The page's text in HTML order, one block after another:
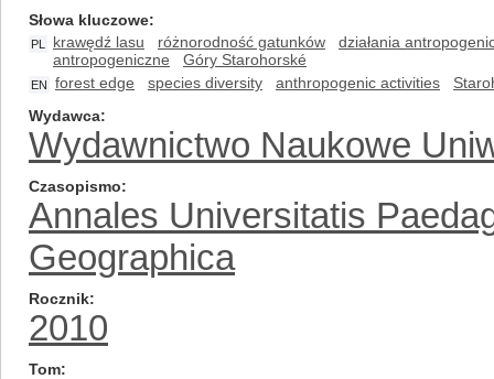
Słowa kluczowe
PL krawędź lasu różnorodność gatunków
działania
antropogeniczne
Góry Starohorské
EN forest edge species diversity anthropogenic activities
Wydawca
Wydawnictwo Naukowe
Czasopismo
Annales Universitatis
Geographica
Rocznik
2010
Tom